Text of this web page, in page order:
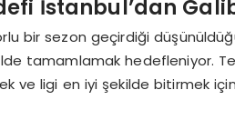
İstanbul’dan
bir sezon geçirdiği
tamamlamak hedefleniyor.
ve ligi en iyi şekilde bitirmek